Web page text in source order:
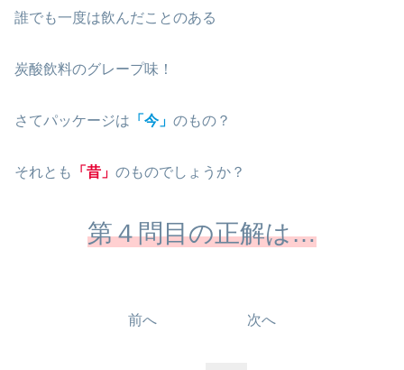
誰でも一度は飲んだことのある
炭酸飲料のグレープ味！
さてパッケージは 「今」 のもの？
それとも 「昔」 のものでしょうか？
第４問目の正解は…
前へ 次へ